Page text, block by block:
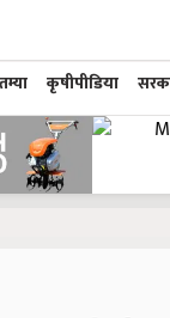
कृषीपीडिया